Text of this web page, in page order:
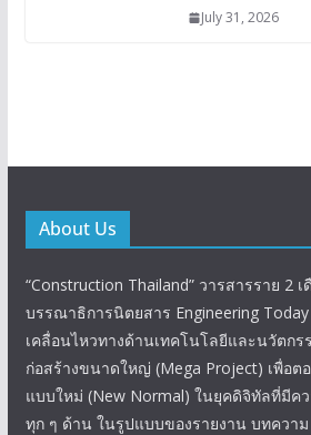
July 31, 2026
About Us
“Construction Thailand” วารสารราย 2
บรรณาธิการนิตยสาร Engineering
เคลื่อนไหวทางด้านเทคโนโลยีและนวัตกร
ก่อสร้างขนาดใหญ่ (Mega Project) เพื่อต
แบบใหม่ (New Normal) ในยุคดิจิทัลที่มีค
ทุก ๆ ด้าน ในรูปแบบของรายงาน บทควา